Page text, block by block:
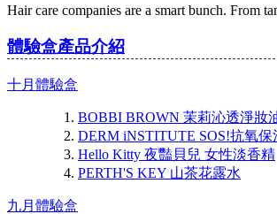
Hair care companies are a smart bunch. From
體驗盒產品介紹
十月體驗盒
BOBBI BROWN 茉莉沁透淨妝
DERM iNSTITUTE SOS!抗氧保
Hello Kitty 夜豔貝兒 女性淡香精
PERTH'S KEY 山茶花露水
九月體驗盒